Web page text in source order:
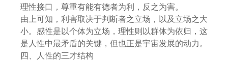
理性接口，尊重有能有德者为利，反之为害。
由上可知，利害取决于判断者之立场，以及立场之大
小。感性是以个体为立场，理性则以群体为依归，这
是人性中最矛盾的关键，但也正是宇宙发展的动力。
四、人性的三才结构